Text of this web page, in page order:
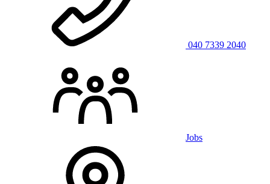
040 7339 2040
Jobs